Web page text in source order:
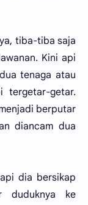
tiba-tiba saja
Kini api
tenaga atau
getar.
berputar
diancam dua
dia bersikap
duduknya ke